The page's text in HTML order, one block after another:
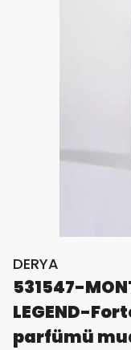
DERYA
531547-
LEGEND-
parfümü